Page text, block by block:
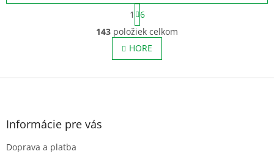
O
v
l
á
a
S
t
r
á
n
k
v
1
6
143 položiek celkom
HORE
Z
Informácie pre vás
Doprava a platba